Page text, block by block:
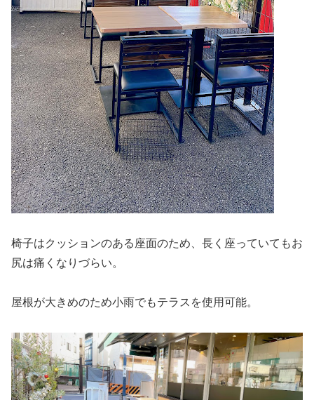
椅子はクッションのある座面のため、長く座っていてもお
尻は痛くなりづらい。
屋根が大きめのため小雨でもテラスを使用可能。